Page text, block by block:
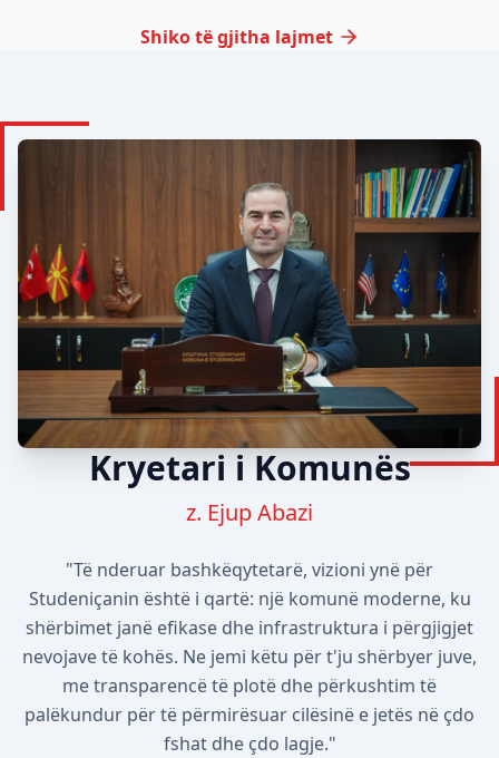
Shiko të gjitha lajmet
Kryetari i Komunës
z. Ejup Abazi
"Të nderuar bashkëqytetarë, vizioni ynë për
Studeniçanin është i qartë: një komunë moderne, ku
shërbimet janë efikase dhe infrastruktura i përgjigjet
nevojave të kohës. Ne jemi këtu për t'ju shërbyer juve,
me transparencë të plotë dhe përkushtim të
palëkundur për të përmirësuar cilësinë e jetës në çdo
fshat dhe çdo lagje."